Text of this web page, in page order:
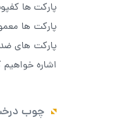
پارکت ها
پارکت ها
پارکت های
اشاره خواهیم
چوب